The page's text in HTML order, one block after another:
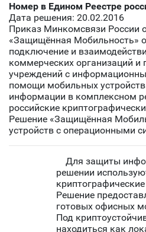
Номер в Едином Реестре
Дата решения: 20.02.2016
Приказ Минкомсвязи России
«Защищённая Мобильность»
подключение и
коммерческих организаций и
учреждений c
помощи мобильных
информации в комплексном
российские
Решение «Защищённая
устройств с операционными
Для защиты
решении
Решение
готовых офисных
Под
находиться как